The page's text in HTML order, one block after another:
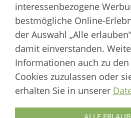
Autor der Welt der Katzen
Fortpflanzung von Hauskatzen
Artikel werden regelmäßig aktualisiert und
berücksichtigt.
interessenbezogene
bestmögliche Online-
der Auswahl „Alle
damit einverstanden.
Informationen auch zu
Cookies zuzulassen oder
erhalten Sie in unserer